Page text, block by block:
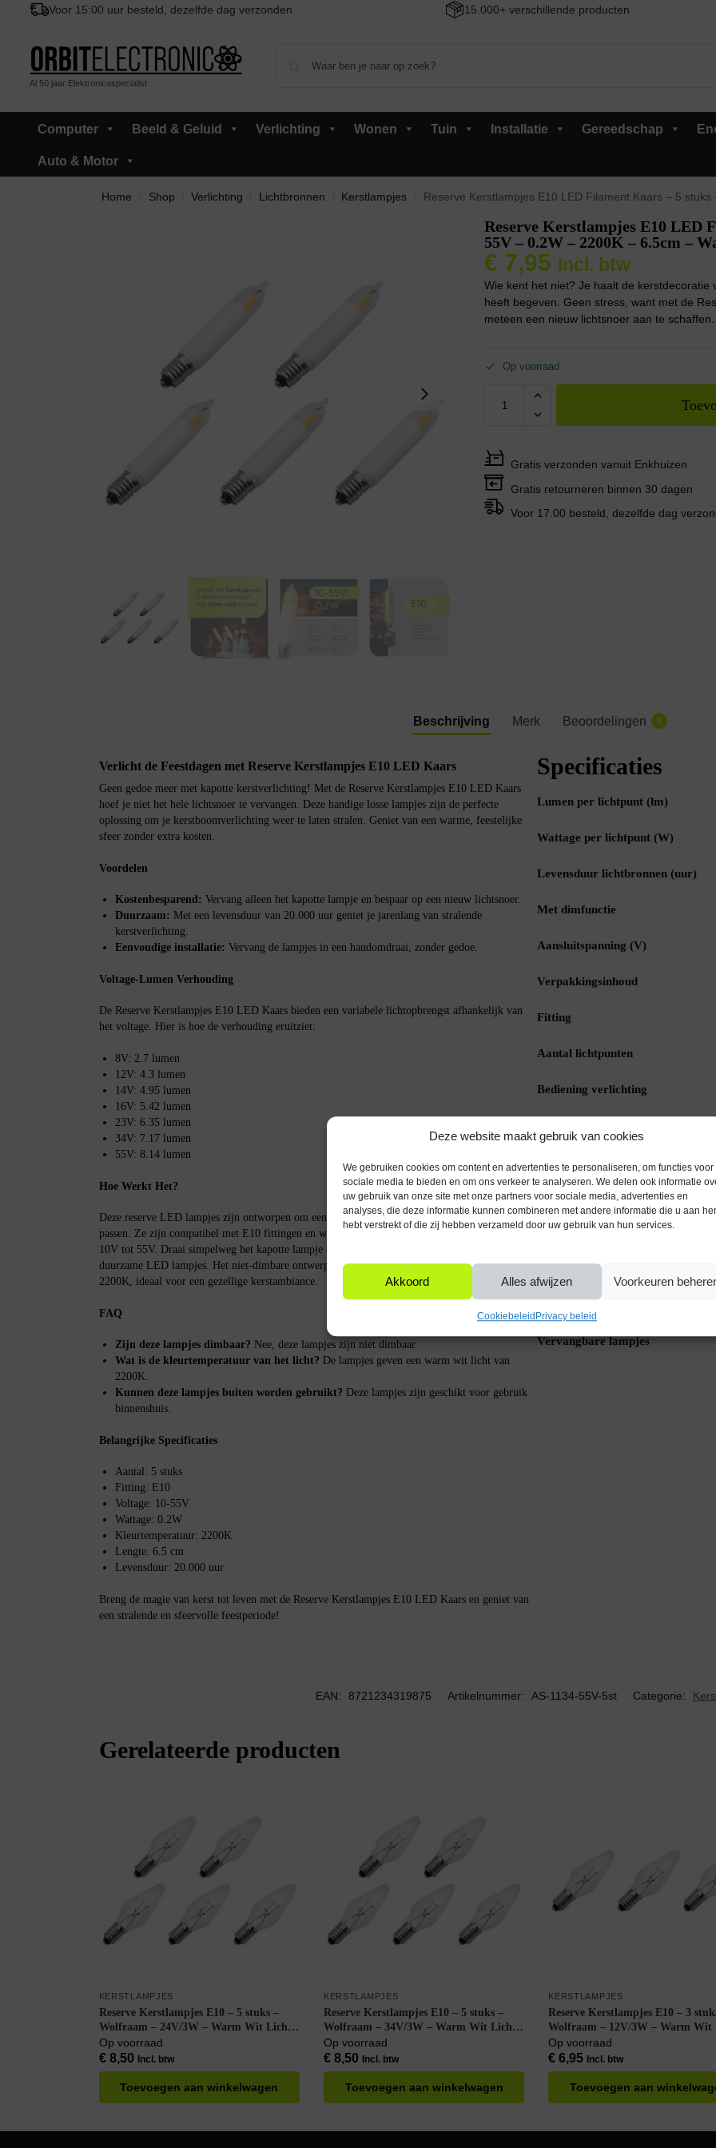
Deze website maakt gebruik van cookies
We gebruiken cookies om content en advertenties te personaliseren, om functies voor
sociale media te bieden en om ons verkeer te analyseren. We delen ook informatie
uw gebruik van onze site met onze partners voor sociale media, advertenties en
analyses, die deze informatie kunnen combineren met andere informatie die u aan
hebt verstrekt of die zij hebben verzameld door uw gebruik van hun services.
Akkoord Alles afwijzen Voorkeuren
Cookiebeleid Privacy beleid
Voor 15:00 uur besteld, dezelfde dag verzonden 15.000+ verschillende producten
Al 50 jaar Elektronicaspecialist
Computer Beeld & Geluid Verlichting Wonen Tuin Installatie Gereedschap
Auto & Motor
Home Shop Verlichting Lichtbronnen Kerstlampjes Reserve Kerstlampjes E10 LED Filament Kaars – 5 stuks
Reserve Kerstlampjes E10 LED
55V – 0.2W – 2200K – 6.5cm –
€ 7,95 Incl. btw
Wie kent het niet? Je haalt de
heeft begeven. Geen stress, want met de
meteen een nieuw lichtsnoer aan te schaffen.
Op voorraad
Gratis verzonden vanuit Enkhuizen
Gratis retourneren binnen 30 dagen
Voor 17.00 besteld, dezelfde dag
Beschrijving Merk Beoordelingen 0
Verlicht de Feestdagen met Reserve Kerstlampjes E10 LED Kaars
Geen gedoe meer met kapotte kerstverlichting! Met de Reserve Kerstlampjes E10 LED Kaars
hoef je niet het hele lichtsnoer te vervangen. Deze handige losse lampjes zijn de perfecte
oplossing om je kerstboomverlichting weer te laten stralen. Geniet van een warme, feestelijke
sfeer zonder extra kosten.
Voordelen
Kostenbesparend: Vervang alleen het kapotte lampje en bespaar op een nieuw lichtsnoer.
Duurzaam: Met een levensduur van 20.000 uur geniet je jarenlang van stralende
kerstverlichting.
Eenvoudige installatie: Vervang de lampjes in een handomdraai, zonder gedoe.
Voltage-Lumen Verhouding
De Reserve Kerstlampjes E10 LED Kaars bieden een variabele lichtopbrengst afhankelijk van
het voltage. Hier is hoe de verhouding eruitziet:
8V: 2.7 lumen
12V: 4.3 lumen
14V: 4.95 lumen
16V: 5.42 lumen
23V: 6.35 lumen
34V: 7.17 lumen
55V: 8.14 lumen
Hoe Werkt Het?
Deze reserve LED lampjes zijn ontworpen om eenvoudig in je bestaande kerstverlichting te
passen. Ze zijn compatibel met E10 fittingen en werken op een breed scala aan voltages, van
10V tot 55V. Draai simpelweg het kapotte lampje eruit en vervang het door een van deze
duurzame LED lampjes. Het niet-dimbare ontwerp zorgt voor een constante, warme gloed van
2200K, ideaal voor een gezellige kerstambiance.
FAQ
Zijn deze lampjes dimbaar? Nee, deze lampjes zijn niet dimbaar.
Wat is de kleurtemperatuur van het licht? De lampjes geven een warm wit licht van
2200K.
Kunnen deze lampjes buiten worden gebruikt? Deze lampjes zijn geschikt voor gebruik
binnenshuis.
Belangrijke Specificaties
Aantal: 5 stuks
Fitting: E10
Voltage: 10-55V
Wattage: 0.2W
Kleurtemperatuur: 2200K
Lengte: 6.5 cm
Levensduur: 20.000 uur
Breng de magie van kerst tot leven met de Reserve Kerstlampjes E10 LED Kaars en geniet van
een stralende en sfeervolle feestperiode!
Specificaties
Lumen per lichtpunt (lm)
Wattage per lichtpunt (W)
Levensduur lichtbronnen (uur)
Met dimfunctie
Aansluitspanning (V)
Verpakkingsinhoud
Fitting
Aantal lichtpunten
Bediening verlichting
Voor binnen of buiten
Voedingstype
Materiaal
Type lichtbron
Vervangbare lampjes
EAN: 8721234319875 Artikelnummer: AS-1134-55V-5st Categorie:
Gerelateerde producten
KERSTLAMPJES
Reserve Kerstlampjes E10 – 5 stuks –
Wolfraam – 24V/3W – Warm Wit Licht
– 2200K – 13 Lumen – Dimbaar – Helder
– Klassiek model
Op voorraad
€8,50 Incl. btw
Toevoegen aan winkelwagen
KERSTLAMPJES
Reserve Kerstlampjes E10 – 5 stuks –
Wolfraam – 34V/3W – Warm Wit Licht
– 2200K – 13 Lumen – Dimbaar – Helder
– Klassiek model
Op voorraad
€8,50 Incl. btw
Toevoegen aan winkelwagen
KERSTLAMPJES
Reserve Kerstlampjes E10 – 3
Wolfraam – 12V/3W – Warm Wit
– 2200K – 13 Lumen – Dimbaar –
– Klassiek model
Op voorraad
€ 6,95 Incl. btw
Toevoegen aan